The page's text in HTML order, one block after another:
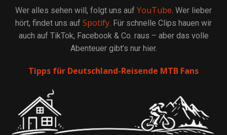
Wer alles sehen will, folgt uns auf YouTube. Wer lieber
hört, findet uns auf Spotify. Für schnelle Clips hauen wir
auch auf TikTok, Facebook & Co. raus – aber das volle
Abenteuer gibt’s nur hier.
Tipps für Deutschland-Reisende MTB Fans